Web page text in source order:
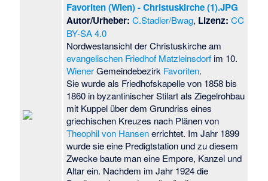
Favoriten (Wien) - Christuskirche (1).JPG
Autor/Urheber: C.Stadler/Bwag, Lizenz: CC
BY-SA 4.0
Nordwestansicht der Christuskirche am
evangelischen Friedhof Matzleinsdorf im 10.
WienerGemeindebezirk Favoriten.
Sie wurde als Friedhofskapelle von 1858 bis
1860 in byzantinischer Stilart als Ziegelrohbau
mit Kuppel über dem Grundriss eines
griechischen Kreuzes nach Plänen von
Theophil von Hansenerrichtet. Im Jahr 1899
wurde sie eine Predigtstation und zu diesem
Zwecke baute man eine Empore, Kanzel und
Altar ein. Nachdem im Jahr 1924 die